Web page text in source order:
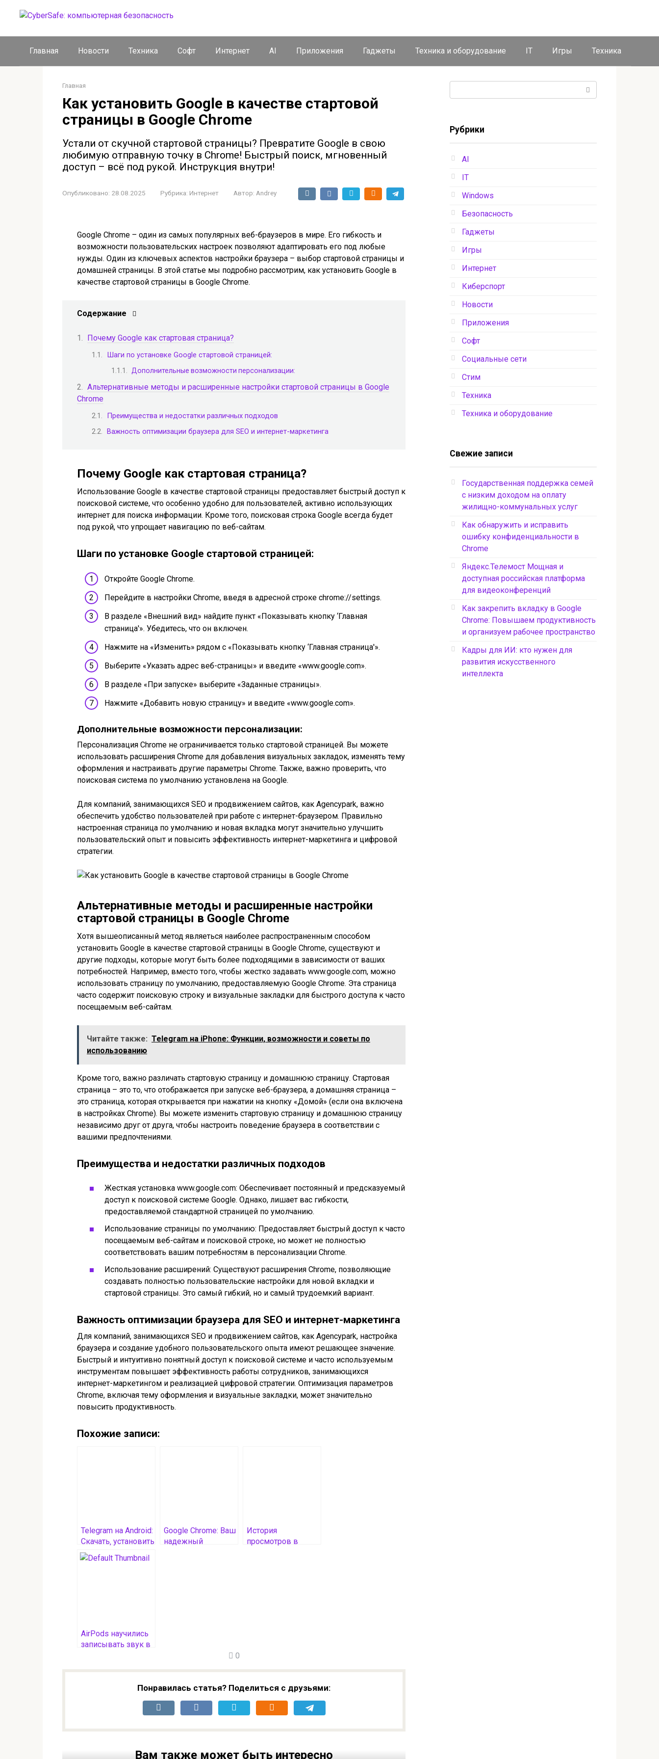
Главная Новости Техника Софт Интернет AI Приложения Гаджеты Техника и оборудование IT Игры Техника
Главная
Как установить Google в качестве стартовой
страницы в Google Chrome
Устали от скучной стартовой страницы? Превратите Google в свою
любимую отправную точку в Chrome! Быстрый поиск, мгновенный
доступ – всё под рукой. Инструкция внутри!
Опубликовано: 28.08.2025 Рубрика: Интернет Автор: Andrey
Google Chrome – один из самых популярных веб-браузеров в мире. Его гибкость и
возможности пользовательских настроек позволяют адаптировать его под любые
нужды. Один из ключевых аспектов настройки браузера – выбор стартовой страницы и
домашней страницы. В этой статье мы подробно рассмотрим, как установить Google в
качестве стартовой страницы в Google Chrome.
Содержание
Почему Google как стартовая страница?
Шаги по установке Google стартовой страницей:
Дополнительные возможности персонализации:
Альтернативные методы и расширенные настройки стартовой страницы в Google
Chrome
Преимущества и недостатки различных подходов
Важность оптимизации браузера для SEO и интернет-маркетинга
Почему Google как стартовая страница?
Использование Google в качестве стартовой страницы предоставляет быстрый доступ к
поисковой системе, что особенно удобно для пользователей, активно использующих
интернет для поиска информации. Кроме того, поисковая строка Google всегда будет
под рукой, что упрощает навигацию по веб-сайтам.
Шаги по установке Google стартовой страницей:
Откройте Google Chrome.
Перейдите в настройки Chrome, введя в адресной строке chrome://settings.
В разделе «Внешний вид» найдите пункт «Показывать кнопку ‘Главная
страница'». Убедитесь, что он включен.
Нажмите на «Изменить» рядом с «Показывать кнопку ‘Главная страница'».
Выберите «Указать адрес веб-страницы» и введите «www.google.com».
В разделе «При запуске» выберите «Заданные страницы».
Нажмите «Добавить новую страницу» и введите «www.google.com».
Дополнительные возможности персонализации:
Персонализация Chrome не ограничивается только стартовой страницей. Вы можете
использовать расширения Chrome для добавления визуальных закладок, изменять тему
оформления и настраивать другие параметры Chrome. Также, важно проверить, что
поисковая система по умолчанию установлена на Google.
Для компаний, занимающихся SEO и продвижением сайтов, как Agencypark, важно
обеспечить удобство пользователей при работе с интернет-браузером. Правильно
настроенная страница по умолчанию и новая вкладка могут значительно улучшить
пользовательский опыт и повысить эффективность интернет-маркетинга и цифровой
стратегии.
Альтернативные методы и расширенные настройки
стартовой страницы в Google Chrome
Хотя вышеописанный метод являеться наиболее распространенным способом
установить Google в качестве стартовой страницы в Google Chrome, существуют и
другие подходы, которые могут быть более подходящими в зависимости от ваших
потребностей. Например, вместо того, чтобы жестко задавать www.google.com, можно
использовать страницу по умолчанию, предоставляемую Google Chrome. Эта страница
часто содержит поисковую строку и визуальные закладки для быстрого доступа к часто
посещаемым веб-сайтам.
Читайте также: Telegram на iPhone: Функции, возможности и советы по
использованию
Кроме того, важно различать стартовую страницу и домашнюю страницу. Стартовая
страница – это то, что отображается при запуске веб-браузера, а домашняя страница –
это страница, которая открывается при нажатии на кнопку «Домой» (если она включена
в настройках Chrome). Вы можете изменить стартовую страницу и домашнюю страницу
независимо друг от друга, чтобы настроить поведение браузера в соответствии с
вашими предпочтениями.
Преимущества и недостатки различных подходов
Жесткая установка www.google.com: Обеспечивает постоянный и предсказуемый
доступ к поисковой системе Google. Однако, лишает вас гибкости,
предоставляемой стандартной страницей по умолчанию.
Использование страницы по умолчанию: Предоставляет быстрый доступ к часто
посещаемым веб-сайтам и поисковой строке, но может не полностью
соответствовать вашим потребностям в персонализации Chrome.
Использование расширений: Существуют расширения Chrome, позволяющие
создавать полностью пользовательские настройки для новой вкладки и
стартовой страницы. Это самый гибкий, но и самый трудоемкий вариант.
Важность оптимизации браузера для SEO и интернет-маркетинга
Для компаний, занимающихся SEO и продвижением сайтов, как Agencypark, настройка
браузера и создание удобного пользовательского опыта имеют решающее значение.
Быстрый и интуитивно понятный доступ к поисковой системе и часто используемым
инструментам повышает эффективность работы сотрудников, занимающихся
интернет-маркетингом и реализацией цифровой стратегии. Оптимизация параметров
Chrome, включая тему оформления и визуальные закладки, может значительно
повысить продуктивность.
Похожие записи:
Telegram на Android:
Скачать‚ установить
и использовать все
возможности
Google Chrome: Ваш
надежный
История
просмотров в
AirPods научились
записывать звук в
0
Понравилась статья? Поделиться с друзьями:
Вам также может быть интересно
Рубрики
AI
IT
Windows
Безопасность
Гаджеты
Игры
Интернет
Киберспорт
Новости
Приложения
Софт
Социальные сети
Стим
Техника
Техника и оборудование
Свежие записи
Государственная поддержка семей
с низким доходом на оплату
жилищно-коммунальных услуг
Как обнаружить и исправить
ошибку конфиденциальности в
Chrome
Яндекс.Телемост Мощная и
доступная российская платформа
для видеоконференций
Как закрепить вкладку в Google
Chrome: Повышаем продуктивность
и организуем рабочее пространство
Кадры для ИИ: кто нужен для
развития искусственного
интеллекта